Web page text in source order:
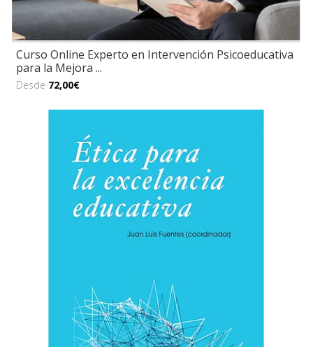
Curso Online Experto en Intervención Psicoeducativa
para la Mejora ...
Desde 72,00€